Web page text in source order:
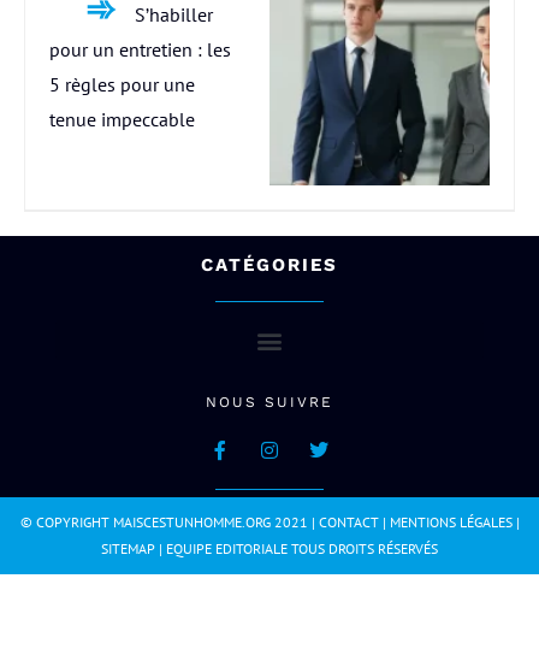
S’habiller
pour un entretien : les
5 règles pour une
tenue impeccable
CATÉGORIES
NOUS SUIVRE
© COPYRIGHT MAISCESTUNHOMME.ORG 2021 | CONTACT| MENTIONS LÉGALES|
SITEMAP | EQUIPE EDITORIALE TOUS DROITS RÉSERVÉS